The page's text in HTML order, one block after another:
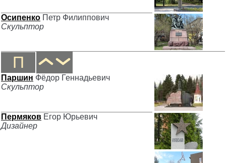
Осипенко Петр Филиппович
Скульптор
П
Паршин Фёдор Геннадьевич
Скульптор
Пермяков Егор Юрьевич
Дизайнер